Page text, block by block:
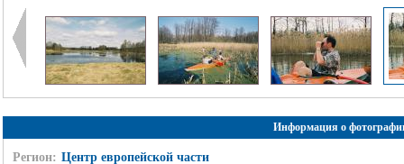
Информация о
Регион: Центр европейской части